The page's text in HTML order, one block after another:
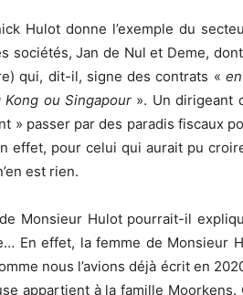
Hulot donne l’exemple du
sociétés, Jan de Nul et Deme,
qui, dit-il, signe des contrats «
ou Singapour ». Un dirigeant
» passer par des paradis fiscaux
effet, pour celui qui aurait pu
est rien.
Monsieur Hulot pourrait-il
En effet, la femme de Monsieur
nous l’avions déjà écrit en
appartient à la famille